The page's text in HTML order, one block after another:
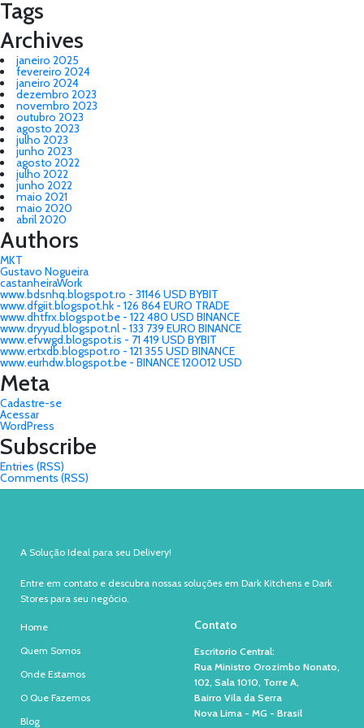
Tags
Archives
janeiro 2025
fevereiro 2024
janeiro 2024
dezembro 2023
novembro 2023
outubro 2023
agosto 2023
julho 2023
junho 2023
agosto 2022
julho 2022
junho 2022
maio 2021
maio 2020
abril 2020
Authors
MKT
Gustavo Nogueira
castanheiraWork
www.bdsnhq.blogspot.ro - 31146 USD BYBIT
www.dfgiit.blogspot.hk - 126 864 EURO TRADE
www.dhtfrx.blogspot.be - 122 480 USD BINANCE
www.dryyud.blogspot.nl - 133 739 EURO BINANCE
www.efvwgd.blogspot.is - 71 419 USD BYBIT
www.ertxdb.blogspot.ro - 121 355 USD BINANCE
www.eurhdw.blogspot.be - BINANCE 120012 USD
Meta
Cadastre-se
Acessar
WordPress
Subscribe
Entries (RSS)
Comments (RSS)
A Solução Ideal para seu Delivery!
Entre em contato e descubra nossas soluções em Dark Kitchens e Dark
Stores para seu negócio.
Home
Quem Somos
Onde Estamos
O Que Fazemos
Blog
Contato
Escritorio Central:
Rua Ministro Orozimbo Nonato,
102, Sala 1010, Torre A,
Bairro Vila da Serra
Nova Lima - MG - Brasil